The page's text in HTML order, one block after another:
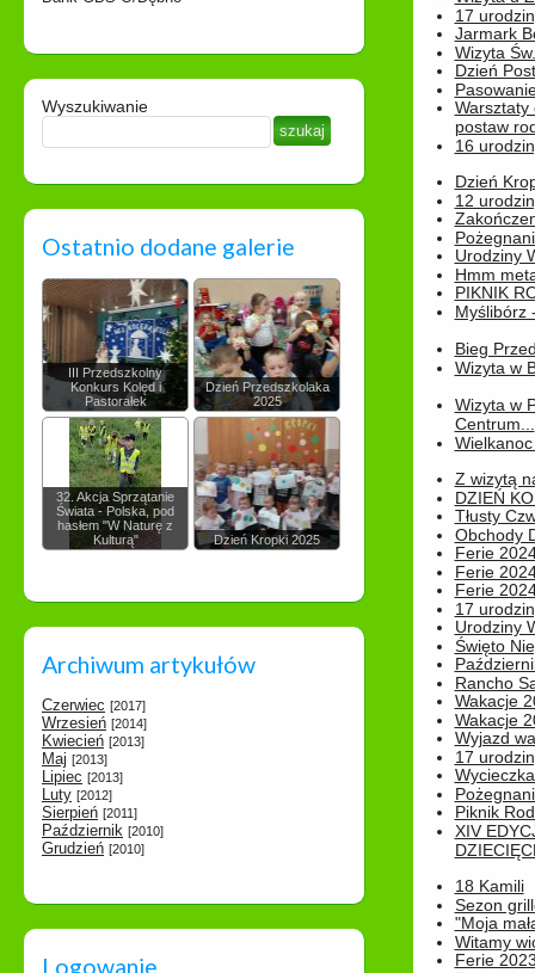
Wyszukiwanie
Ostatnio dodane galerie
III Przedszkolny
Konkurs Kolęd i
Pastorałek
Dzień Przedszkolaka
2025
32. Akcja Sprzątanie
Świata - Polska, pod
hasłem "W Naturę z
Kulturą"
Dzień Kropki 2025
Archiwum artykułów
Czerwiec [2017]
Wrzesień [2014]
Kwiecień [2013]
Maj [2013]
Lipiec [2013]
Luty [2012]
Sierpień [2011]
Październik [2010]
Grudzień [2010]
Logowanie
17
Jarmark
Wizyta
Dzień
Warsztaty
postaw
16
Dzień
12
Urodziny
Hmm
PIKNIK
Myślibórz
Bieg
Wizyta w
Wizyta w
Centrum...
Z wizytą
DZIEŃ
Tłusty
Obchody
Ferie
Ferie
Ferie
17
Urodziny
Święto
Rancho
Wakacje
Wakacje
Wyjazd
17
Piknik
XIV
18 Kamili
Sezon
"Moja
Witamy
Ferie